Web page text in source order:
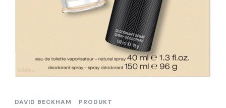
DAVID BECKHAM PRODUKT